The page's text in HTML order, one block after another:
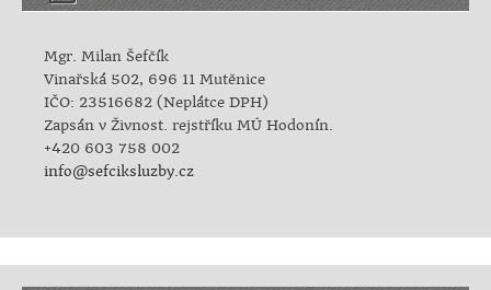
Mgr. Milan Šefčík
Vinařská 502, 696 11 Mutěnice
IČO: 23516682 (Neplátce DPH)
Zapsán v Živnost. rejstříku MÚ Hodonín.
+420 603 758 002
info@sefciksluzby.cz